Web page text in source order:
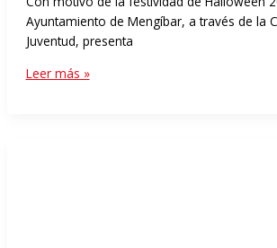
Ayuntamiento de Mengíbar, a través de la
Juventud, presenta
Leer más »